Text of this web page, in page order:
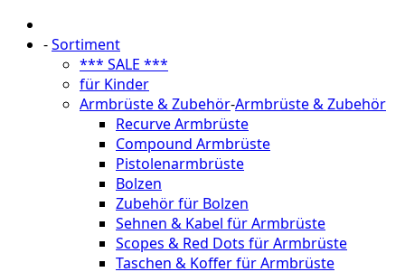
-Sortiment
*** SALE ***
für Kinder
Armbrüste & Zubehör-Armbrüste & Zubehör
Recurve Armbrüste
Compound Armbrüste
Pistolenarmbrüste
Bolzen
Zubehör für Bolzen
Sehnen & Kabel für Armbrüste
Scopes & Red Dots für Armbrüste
Taschen & Koffer für Armbrüste